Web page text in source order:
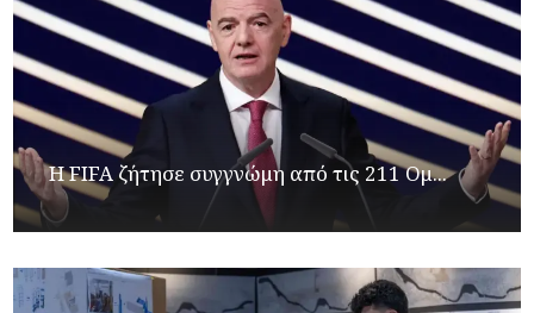
Η FIFA ζήτησε συγγνώμη από τις 211 Ομ...